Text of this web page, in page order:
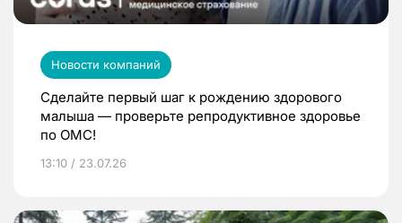
Новости компаний
Сделайте первый шаг к рождению здорового
малыша — проверьте репродуктивное здоровье
по ОМС!
13:10 / 23.07.26